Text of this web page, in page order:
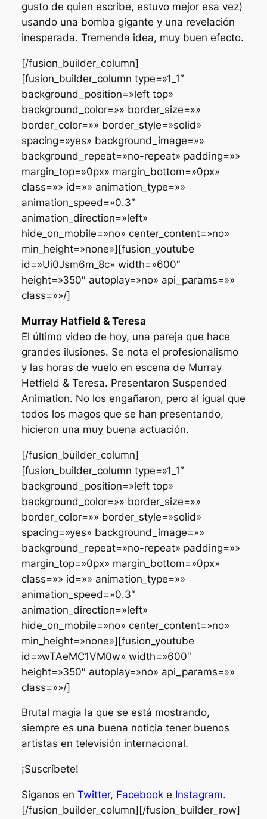
gusto de quien escribe, estuvo mejor esa vez)
usando una bomba gigante y una revelación
inesperada. Tremenda idea, muy buen efecto.
[/fusion_builder_column]
[fusion_builder_column type=»1_1″
background_position=»left top»
background_color=»» border_size=»»
border_color=»» border_style=»solid»
spacing=»yes» background_image=»»
background_repeat=»no-repeat» padding=»»
margin_top=»0px» margin_bottom=»0px»
class=»» id=»» animation_type=»»
animation_speed=»0.3″
animation_direction=»left»
hide_on_mobile=»no» center_content=»no»
min_height=»none»][fusion_youtube
id=»Ui0Jsm6m_8c» width=»600″
height=»350″ autoplay=»no» api_params=»»
class=»»/]
Murray Hatfield & Teresa
El último video de hoy, una pareja que hace
grandes ilusiones. Se nota el profesionalismo
y las horas de vuelo en escena de Murray
Hetfield & Teresa. Presentaron Suspended
Animation. No los engañaron, pero al igual que
todos los magos que se han presentando,
hicieron una muy buena actuación.
[/fusion_builder_column]
[fusion_builder_column type=»1_1″
background_position=»left top»
background_color=»» border_size=»»
border_color=»» border_style=»solid»
spacing=»yes» background_image=»»
background_repeat=»no-repeat» padding=»»
margin_top=»0px» margin_bottom=»0px»
class=»» id=»» animation_type=»»
animation_speed=»0.3″
animation_direction=»left»
hide_on_mobile=»no» center_content=»no»
min_height=»none»][fusion_youtube
id=»wTAeMC1VM0w» width=»600″
height=»350″ autoplay=»no» api_params=»»
class=»»/]
Brutal magia la que se está mostrando,
siempre es una buena noticia tener buenos
artistas en televisión internacional.
¡Suscríbete!
Síganos en Twitter, Facebooke Instagram.
[/fusion_builder_column][/fusion_builder_row]